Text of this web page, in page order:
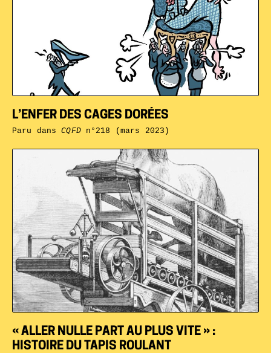
« ALLER NULLE PART AU PLUS VITE » :
HISTOIRE DU TAPIS ROULANT
L’ENFER DES CAGES DORÉES
Paru dansCQFDn°218 (mars 2023)